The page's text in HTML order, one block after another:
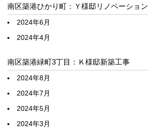
南区築港ひかり町：Ｙ様邸リノベーション
2024年6月
2024年4月
南区築港緑町3丁目：Ｋ様邸新築工事
2024年8月
2024年7月
2024年5月
2024年3月